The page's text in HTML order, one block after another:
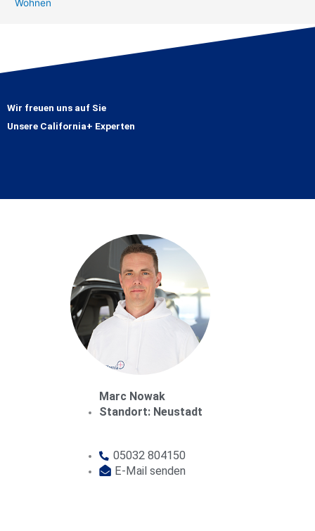
Wohnen
Wir freuen uns auf Sie
Unsere California+ Experten
Marc Nowak
Standort: Neustadt
05032 804150
E-Mail senden